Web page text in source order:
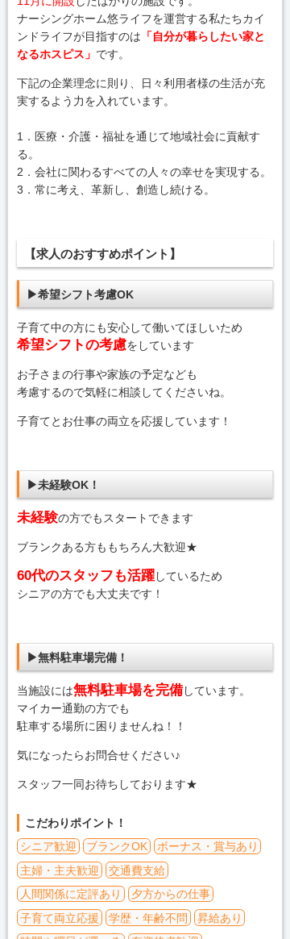
ナーシングホーム悠ライフを運営する私たちカイ
ンドライフが目指すのは 「自分が暮らしたい家と
なるホスピス」 です。
下記の企業理念に則り、日々利用者様の生活が充
実するよう力を入れています。
1．医療・介護・福祉を通じて地域社会に貢献す
る。
2．会社に関わるすべての人々の幸せを実現する。
3．常に考え、革新し、創造し続ける。
【求人のおすすめポイント】
▶希望シフト考慮OK
子育て中の方にも安心して働いてほしいため
希望シフトの考慮をしています
お子さまの行事や家族の予定なども
考慮するので気軽に相談してくださいね。
子育てとお仕事の両立を応援しています！
▶未経験OK！
未経験の方でもスタートできます
ブランクある方ももちろん大歓迎★
60代のスタッフも活躍しているため
シニアの方でも大丈夫です！
▶無料駐車場完備！
当施設には無料駐車場を完備しています。
マイカー通勤の方でも
駐車する場所に困りませんね！！
気になったらお問合せください♪
スタッフ一同お待ちしております★
こだわりポイント！
シニア歓迎
ブランクOK
ボーナス・賞与あり
主婦・主夫歓迎
交通費支給
人間関係に定評あり
夕方からの仕事
子育て両立応援
学歴・年齢不問
昇給あり